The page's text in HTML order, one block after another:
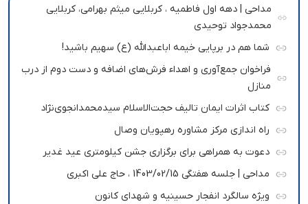
مداحی | دهه اول فاطمیه ، کربلایی میثم بهرامی، کربلایی
محمدجواد توحیدی
شما هم در برپایی خیمه اباعبدالله (ع) سهیم باشید!
فراخوان جمع‌آوری و اهداء فرش‌های اضافه و دست دوم از درب
منازل
کتاب اثرات ایمان تالیف حجت‌الاسلام سیدمحمدانجوی‌نژاد
راه اندازی مرکز مشاوره رهپویان وصال
دعوت به همراهی برای برگزاری جشن کیلومتری عید غدیر
مداحی | جلسه هفتگی 1403/02/15 ، حاج علی اکبری
ویژه سالگرد انفجار حسینیه و شهدای کانون